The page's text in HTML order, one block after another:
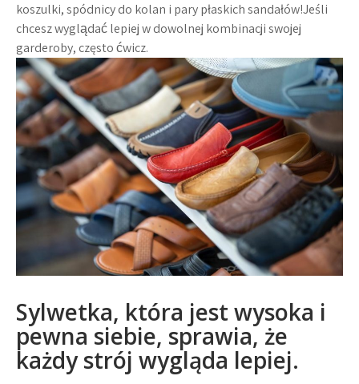
koszulki, spódnicy do kolan i pary płaskich sandałów!Jeśli
chcesz wyglądać lepiej w dowolnej kombinacji swojej
garderoby, często ćwicz.
Sylwetka, która jest wysoka i
pewna siebie, sprawia, że ​​
każdy strój wygląda lepiej.